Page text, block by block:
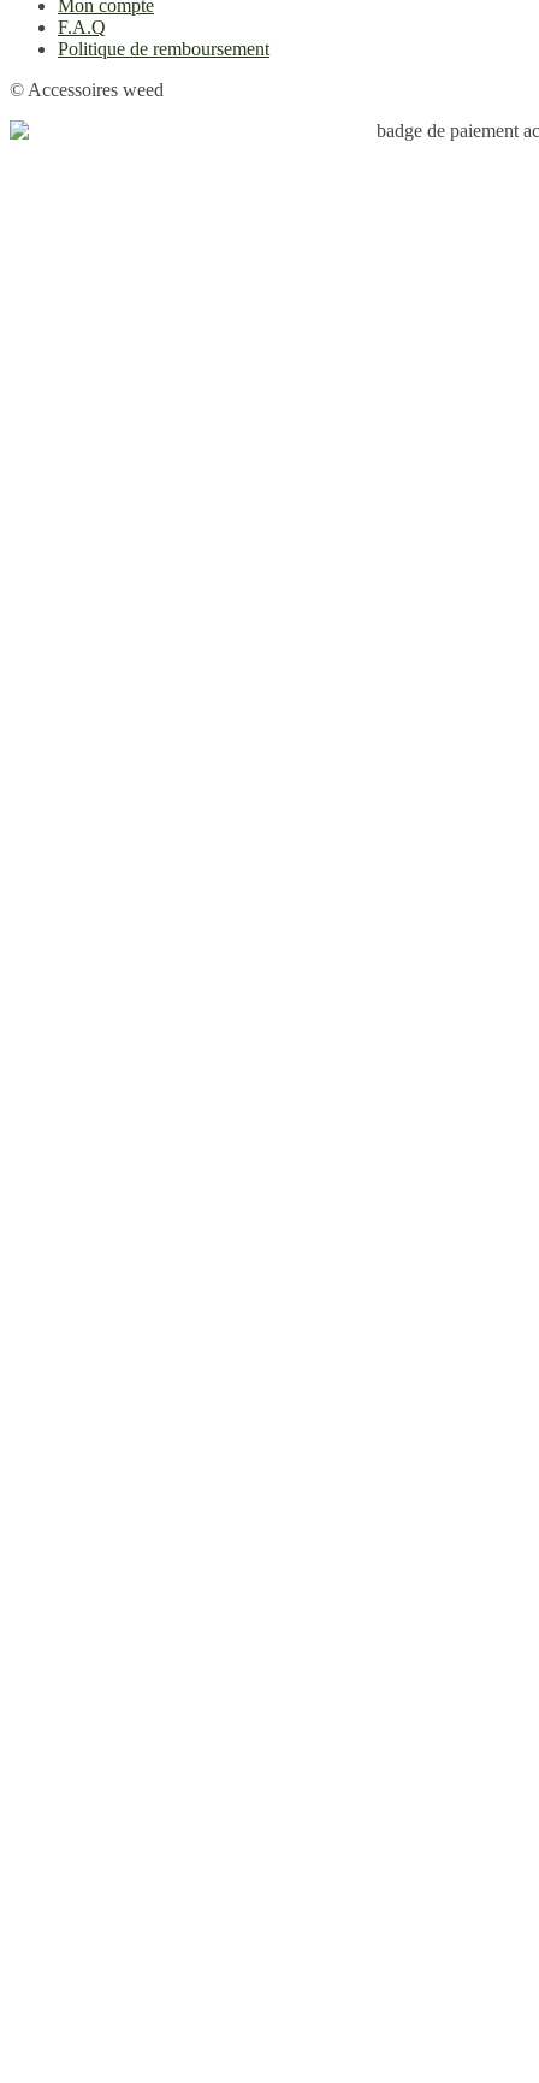
Mon compte
F.A.Q
Politique de remboursement
© Accessoires weed